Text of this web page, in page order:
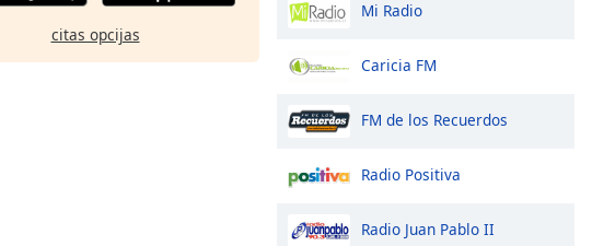
citas opcijas
Mi Radio
Caricia FM
FM de los Recuerdos
Radio Positiva
Radio Juan Pablo II